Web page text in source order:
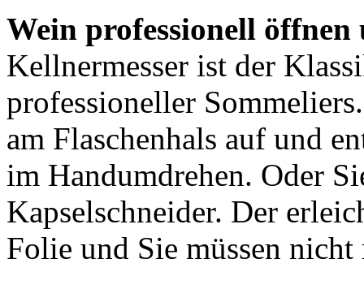
Wein professionell öffnen
Kellnermesser ist der
professioneller
am Flaschenhals auf und
im Handumdrehen. Oder
Kapselschneider. Der
Folie und Sie müssen